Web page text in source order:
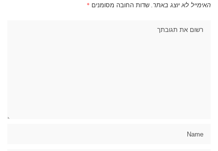
האימייל לא יוצג באתר. שדות החובה מסומנים *